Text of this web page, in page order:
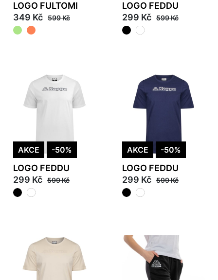
LOGO FULTOMI
349 Kč 599 Kč
LOGO FEDDU
299 Kč 599 Kč
AKCE -50%
LOGO FEDDU
299 Kč 599 Kč
AKCE -50%
LOGO FEDDU
299 Kč 599 Kč